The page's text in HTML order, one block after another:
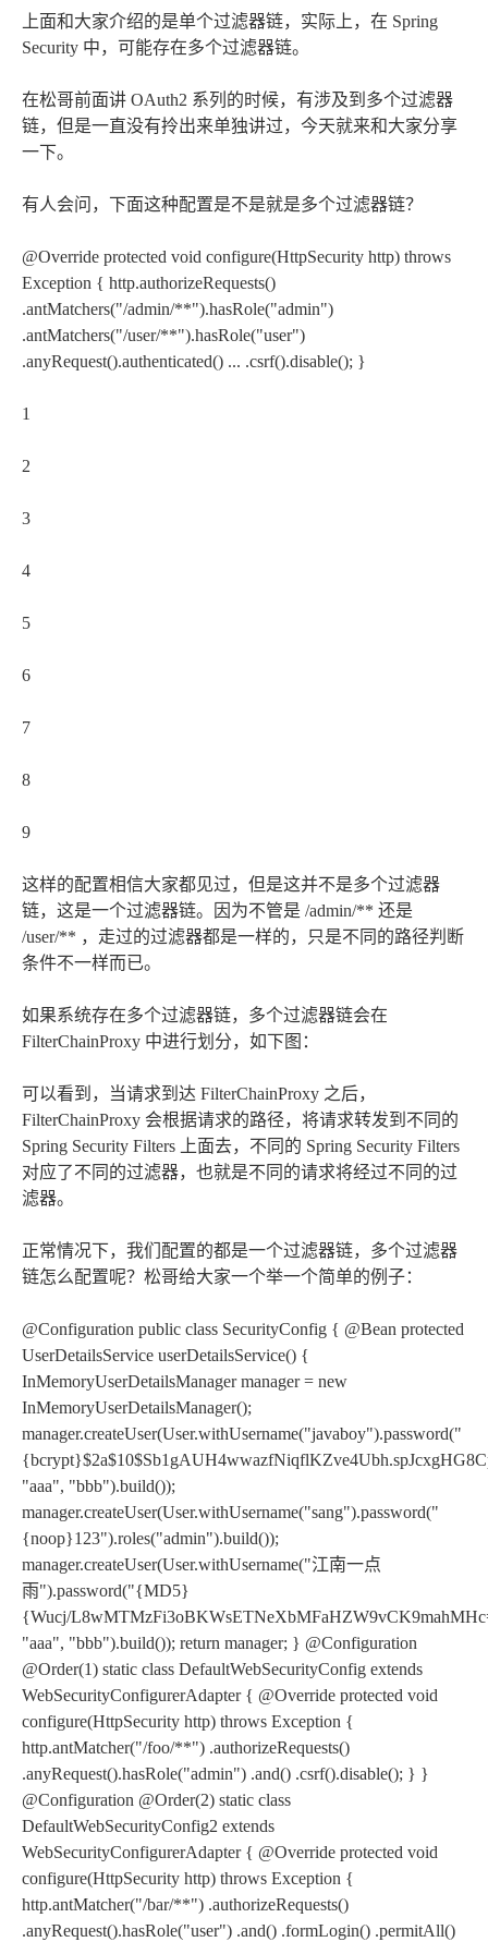
上面和大家介绍的是单个过滤器链，实际上，在 Spring
Security 中，可能存在多个过滤器链。
在松哥前面讲 OAuth2 系列的时候，有涉及到多个过滤器
链，但是一直没有拎出来单独讲过，今天就来和大家分享
一下。
有人会问，下面这种配置是不是就是多个过滤器链？
@Override protected void configure(HttpSecurity http) throws
Exception { http.authorizeRequests()
.antMatchers("/admin/**").hasRole("admin")
.antMatchers("/user/**").hasRole("user")
.anyRequest().authenticated() ... .csrf().disable(); }
1
2
3
4
5
6
7
8
9
这样的配置相信大家都见过，但是这并不是多个过滤器
链，这是一个过滤器链。因为不管是 /admin/** 还是
/user/** ，走过的过滤器都是一样的，只是不同的路径判断
条件不一样而已。
如果系统存在多个过滤器链，多个过滤器链会在
FilterChainProxy 中进行划分，如下图：
可以看到，当请求到达 FilterChainProxy 之后，
FilterChainProxy 会根据请求的路径，将请求转发到不同的
Spring Security Filters 上面去，不同的 Spring Security Filters
对应了不同的过滤器，也就是不同的请求将经过不同的过
滤器。
正常情况下，我们配置的都是一个过滤器链，多个过滤器
链怎么配置呢？松哥给大家一个举一个简单的例子：
@Configuration public class SecurityConfig { @Bean protected
UserDetailsService userDetailsService() {
InMemoryUserDetailsManager manager = new
InMemoryUserDetailsManager();
manager.createUser(User.withUsername("javaboy").password("
"aaa", "bbb").build());
manager.createUser(User.withUsername("sang").password("
{noop}123").roles("admin").build());
manager.createUser(User.withUsername("江南一点
雨").password("{MD5}
{Wucj/
"aaa", "bbb").build()); return manager; } @Configuration
@Order(1) static class DefaultWebSecurityConfig extends
WebSecurityConfigurerAdapter { @Override protected void
configure(HttpSecurity http) throws Exception {
http.antMatcher("/foo/**") .authorizeRequests()
.anyRequest().hasRole("admin") .and() .csrf().disable(); } }
@Configuration @Order(2) static class
DefaultWebSecurityConfig2 extends
WebSecurityConfigurerAdapter { @Override protected void
configure(HttpSecurity http) throws Exception {
http.antMatcher("/bar/**") .authorizeRequests()
.anyRequest().hasRole("user") .and() .formLogin() .permitAll()